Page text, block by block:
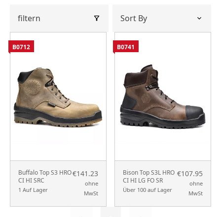
filtern
Buffalo Top S3 HRO
CI HI SRC
1 Auf Lager
€141.23
ohne
MwSt
B0712
Bison Top S3L HRO
CI HI LG FO SR
Über 100 auf Lager
€107.95
ohne
MwSt
B0741